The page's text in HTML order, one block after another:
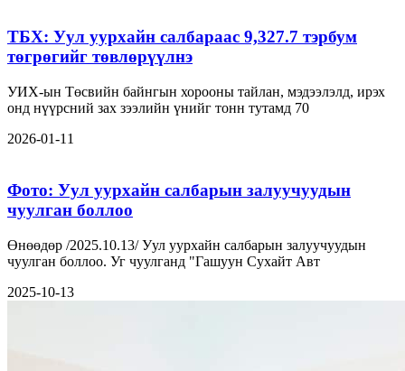
ТБХ: Уул уурхайн салбараас 9,327.7 тэрбум
төгрөгийг төвлөрүүлнэ
УИХ-ын Төсвийн байнгын хорооны тайлан, мэдээлэлд, ирэх
онд нүүрсний зах зээлийн үнийг тонн тутамд 70
2026-01-11
Фото: Уул уурхайн салбарын залуучуудын
чуулган боллоо
Өнөөдөр /2025.10.13/ Уул уурхайн салбарын залуучуудын
чуулган боллоо. Уг чуулганд "Гашуун Сухайт Авт
2025-10-13